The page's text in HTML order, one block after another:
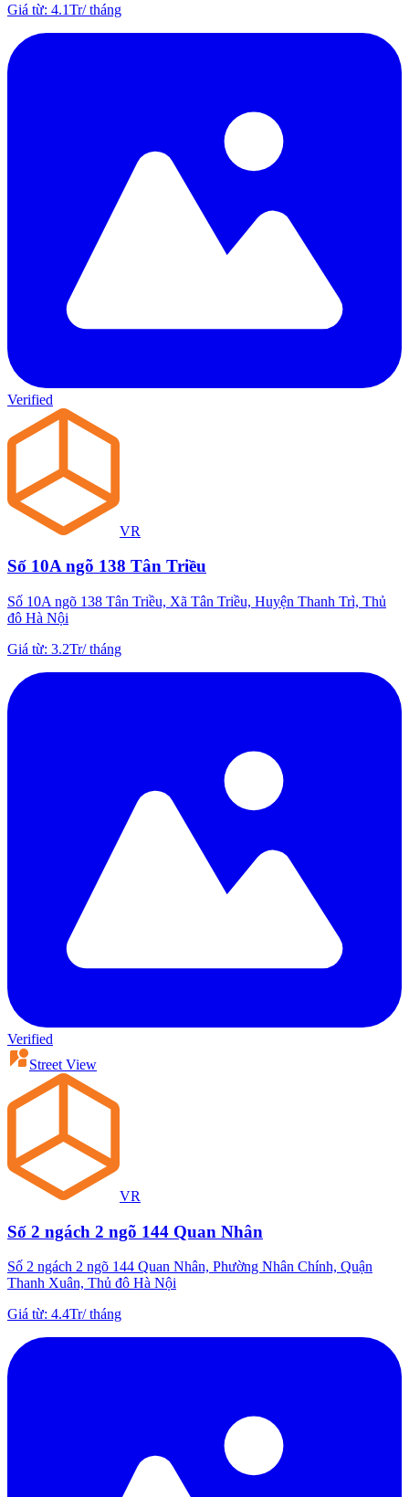
Giá từ: 4.1Tr/tháng
Verified
VR
Số 10A ngõ 138 Tân Triều
Số 10A ngõ 138 Tân Triều, Xã Tân Triều, Huyện Thanh Trì, Thủ
đô Hà Nội
Giá từ: 3.2Tr/tháng
Verified
Street View
VR
Số 2 ngách 2 ngõ 144 Quan Nhân
Số 2 ngách 2 ngõ 144 Quan Nhân, Phường Nhân Chính, Quận
Thanh Xuân, Thủ đô Hà Nội
Giá từ: 4.4Tr/tháng